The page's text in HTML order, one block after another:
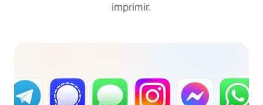
imprimir.